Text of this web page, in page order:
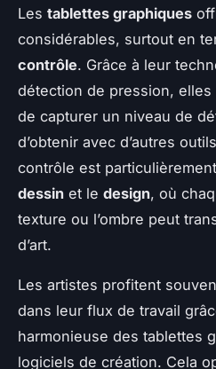
Les tablettes graphiques
considérables, surtout en
contrôle. Grâce à leur
détection de pression,
de capturer un niveau de
d’obtenir avec d’autres
contrôle est
dessin et le design, où
texture ou l’ombre peut
d’art.
Les artistes profitent
dans leur flux de travail
harmonieuse des tablettes
logiciels de création. Cela